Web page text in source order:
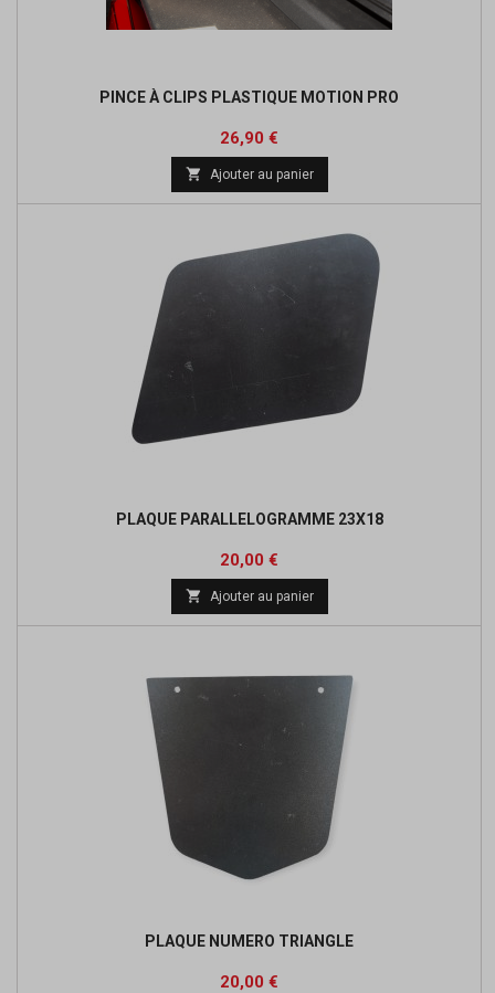
PINCE À CLIPS PLASTIQUE MOTION PRO
Prix
26,90 €
base
 Ajouter au panier
PLAQUE PARALLELOGRAMME 23X18
Prix
20,00 €
 Ajouter au panier
PLAQUE NUMERO TRIANGLE
Prix
20,00 €